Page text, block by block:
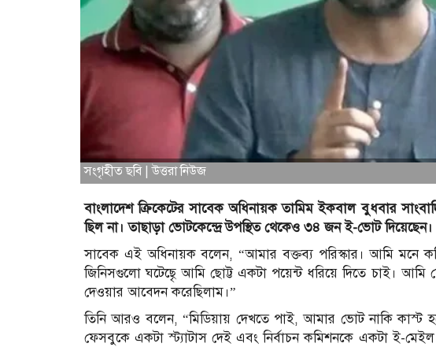
সংগৃহীত ছবি | উত্তরা নিউজ
বাংলাদেশ ক্রিকেটের সাবেক অধিনায়ক তামিম ইকবাল বুধবার
ছিল না। তাছাড়া ভোটকেন্দ্রে উপস্থিত থেকেও ৩৪ জন ই-ভোট দিয়েছেন।
সাবেক এই অধিনায়ক বলেন, “আমার বক্তব্য পরিস্কার। আমি মনে
জিনিসগুলো ঘটেছেৃ আমি ছোট্ট একটা পয়েন্ট ধরিয়ে দিতে চাই। আমি
দেওয়ার আবেদন করেছিলাম।”
তিনি আরও বলেন, “মিডিয়ায় দেখতে পাই, আমার ভোট নাকি কাস্ট
ফেসবুকে একটা স্ট্যাটাস দেই এবং নির্বাচন কমিশনকে একটা ই-